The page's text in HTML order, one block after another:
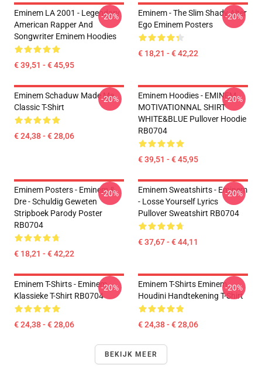
Eminem LA 2001 - Legendary
American Rapper And
Songwriter Eminem Hoodies
€ 39,51 - € 45,95
-20%
Eminem - The Slim Shady Alter
Ego Eminem Posters
€ 18,21 - € 42,22
-20%
Eminem Schaduw Made Me
Classic T-Shirt
€ 24,38 - € 28,06
-20%
Eminem Hoodies - EMINEM
MOTIVATIONNAL SHIRT
WHITE&BLUE Pullover Hoodie
RB0704
€ 39,51 - € 45,95
-20%
Eminem Posters - Eminem &
Dre - Schuldig Geweten
Stripboek Parody Poster
RB0704
€ 18,21 - € 42,22
-20%
Eminem Sweatshirts - Eminem
- Losse Yourself Lyrics
Pullover Sweatshirt RB0704
€ 37,67 - € 44,11
-20%
Eminem T-Shirts - Eminem
Klassieke T-Shirt RB0704
€ 24,38 - € 28,06
-20%
Eminem T-Shirts Eminem
Houdini Handtekening T-Shirt
€ 24,38 - € 28,06
-20%
BEKIJK MEER